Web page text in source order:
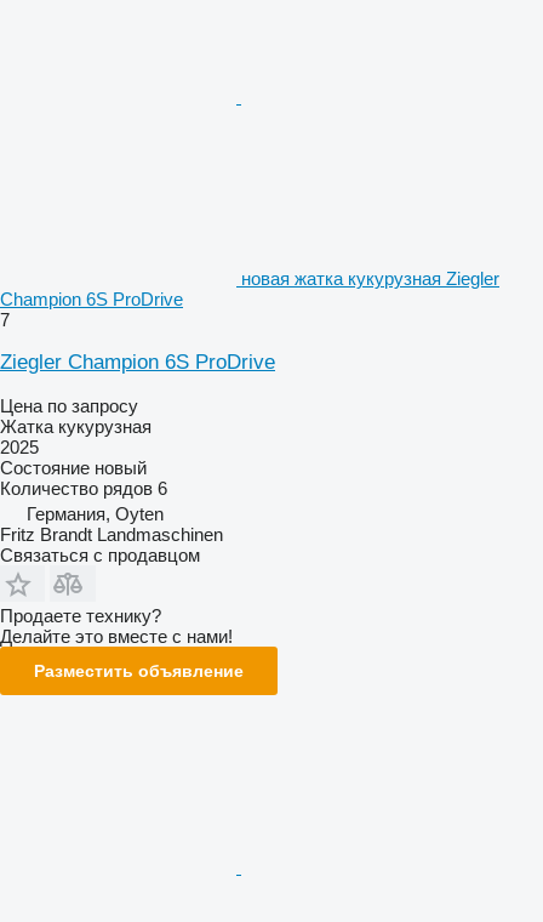
новая жатка кукурузная Ziegler
Champion 6S ProDrive
7
Ziegler Champion 6S ProDrive
Цена по запросу
Жатка кукурузная
2025
Состояние новый
Количество рядов 6
Германия, Oyten
Fritz Brandt Landmaschinen
Связаться с продавцом
Продаете технику?
Делайте это вместе с нами!
Разместить объявление